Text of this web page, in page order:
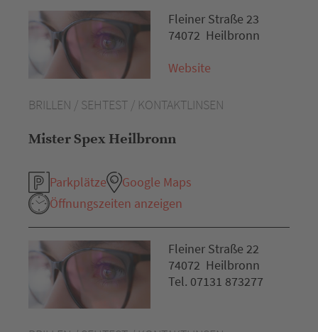
BRILLEN / SEHTEST / KONTAKTLINSEN
Mister Spex Heilbronn
Parkplätze
Google Maps
Öffnungszeiten anzeigen
Fleiner Straße 23
74072 Heilbronn
Website
Fleiner Straße 22
74072 Heilbronn
Tel. 07131 873277